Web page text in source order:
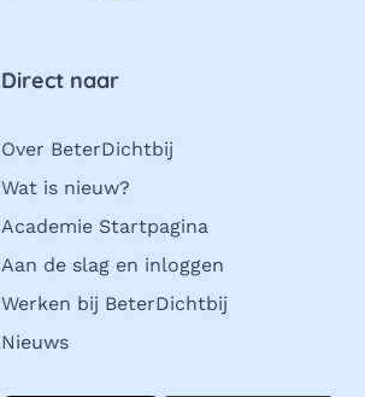
Direct naar
Over BeterDichtbij
Wat is nieuw?
Academie Startpagina
Aan de slag en inloggen
Werken bij BeterDichtbij
Nieuws